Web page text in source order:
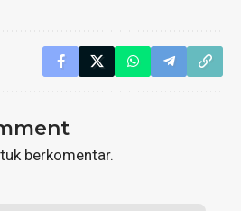
berkomentar.